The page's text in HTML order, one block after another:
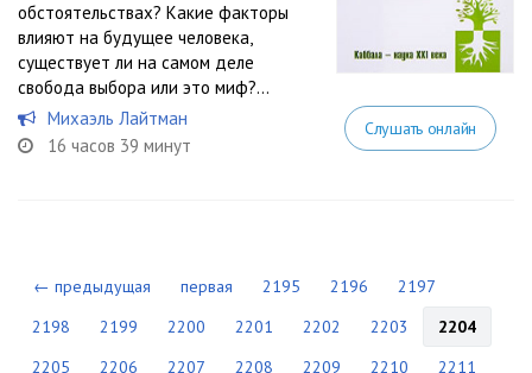
обстоятельствах? Какие факторы
влияют на будущее человека,
существует ли на самом деле
свобода выбора или это миф?...
Михаэль Лайтман
16 часов 39 минут
Слушать онлайн
← предыдущая первая 2195 2196
2197
2198
2199 2200 2201 2202 2203
2204
2205
2206 2207 2208 2209 2210 2211